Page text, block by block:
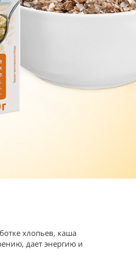
хлопьев, каша
дает энергию и